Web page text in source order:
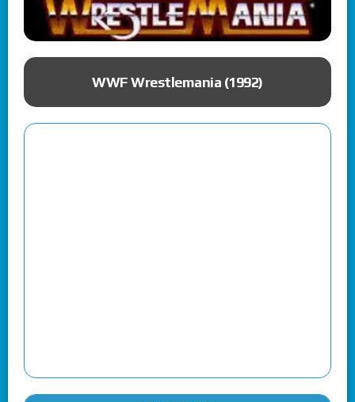
WWF Wrestlemania (1992)